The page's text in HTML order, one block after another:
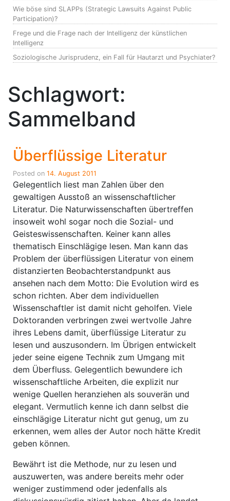
Wie böse sind SLAPPs (Strategic Lawsuits Against Public
Participation)?
Frege und die Frage nach der Intelligenz der künstlichen
Intelligenz
Soziologische Jurisprudenz, ein Fall für Hautarzt und Psychiater?
Schlagwort:
Sammelband
Überflüssige Literatur
Posted on 14. August 2011
Gelegentlich liest man Zahlen über den
gewaltigen Ausstoß an wissenschaftlicher
Literatur. Die Naturwissenschaften übertreffen
insoweit wohl sogar noch die Sozial- und
Geisteswissenschaften. Keiner kann alles
thematisch Einschlägige lesen. Man kann das
Problem der überflüssigen Literatur von einem
distanzierten Beobachterstandpunkt aus
ansehen nach dem Motto: Die Evolution wird es
schon richten. Aber dem individuellen
Wissenschaftler ist damit nicht geholfen. Viele
Doktoranden verbringen zwei wertvolle Jahre
ihres Lebens damit, überflüssige Literatur zu
lesen und auszusondern. Im Übrigen entwickelt
jeder seine eigene Technik zum Umgang mit
dem Überfluss. Gelegentlich bewundere ich
wissenschaftliche Arbeiten, die explizit nur
wenige Quellen heranziehen als souverän und
elegant. Vermutlich kenne ich dann selbst die
einschlägige Literatur nicht gut genug, um zu
erkennen, wem alles der Autor noch hätte Kredit
geben können.
Bewährt ist die Methode, nur zu lesen und
auszuwerten, was andere bereits mehr oder
weniger zustimmend oder jedenfalls als